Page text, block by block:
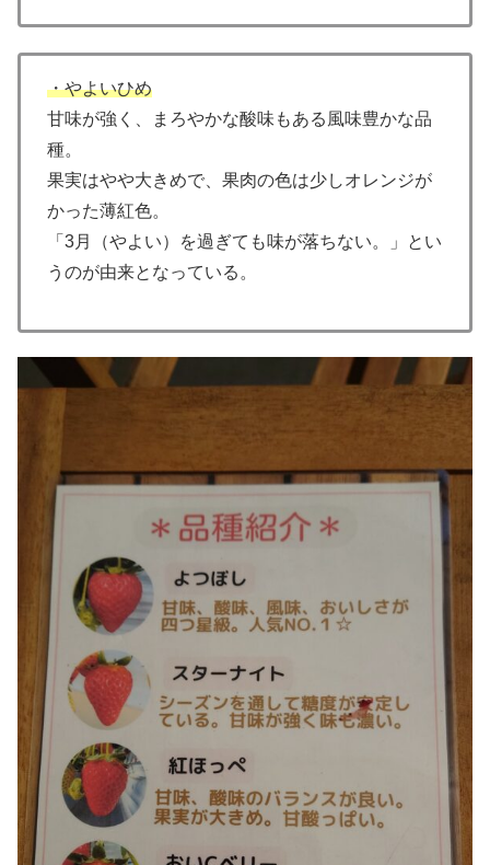
・やよいひめ
甘味が強く、まろやかな酸味もある風味豊かな品
種。
果実はやや大きめで、果肉の色は少しオレンジが
かった薄紅色。
「3月（やよい）を過ぎても味が落ちない。」とい
うのが由来となっている。